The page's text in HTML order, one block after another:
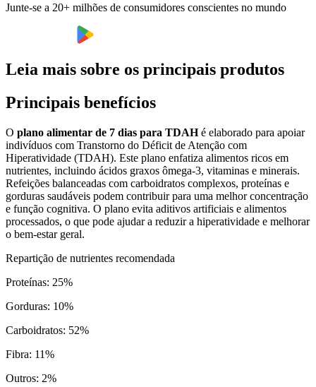
Junte-se a 20+ milhões de consumidores conscientes no mundo
Leia mais sobre os principais produtos
Principais benefícios
O plano alimentar de 7 dias para TDAHé elaborado para apoiar
indivíduos com Transtorno do Déficit de Atenção com
Hiperatividade (TDAH). Este plano enfatiza alimentos ricos em
nutrientes, incluindo ácidos graxos ômega-3, vitaminas e minerais.
Refeições balanceadas com carboidratos complexos, proteínas e
gorduras saudáveis podem contribuir para uma melhor concentração
e função cognitiva. O plano evita aditivos artificiais e alimentos
processados, o que pode ajudar a reduzir a hiperatividade e melhorar
o bem-estar geral.
Repartição de nutrientes recomendada
Proteínas: 25%
Gorduras: 10%
Carboidratos: 52%
Fibra: 11%
Outros: 2%